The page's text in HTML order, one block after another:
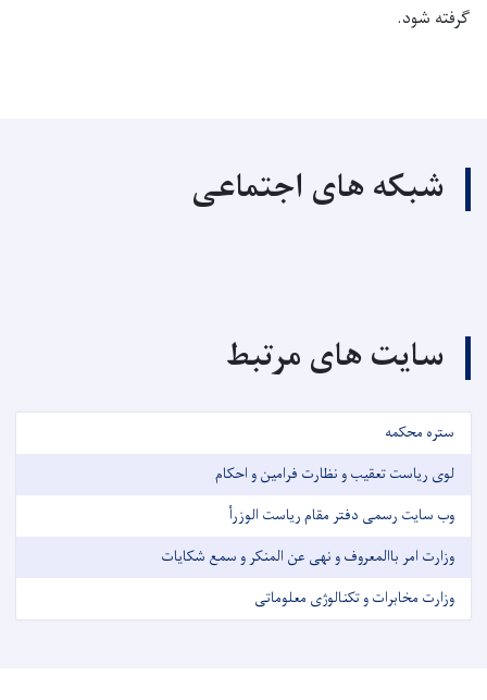
گرفته شود.
شبکه های اجتماعی
سایت های مرتبط
ستره محکمه
لوی ریاست تعقیب و نظارت فرامین و احکام
وب سایت رسمی دفتر مقام ریاست الوزرأ
وزارت امر باالمعروف و نهی عن المنکر و سمع شکایات
وزارت مخابرات و تکنالوژی معلوماتی